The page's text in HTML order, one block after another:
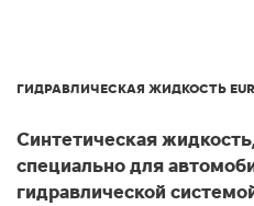
ГИДРАВЛИЧЕСКАЯ ЖИДКОСТЬ
Синтетическая
специально для
гидравлической